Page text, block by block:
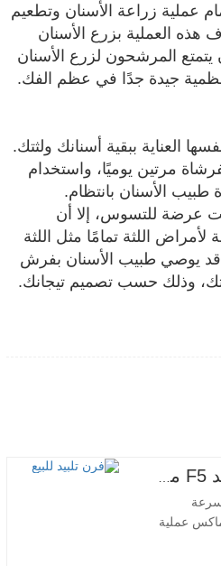
عملية زراعة الأسنان وتطعيم
العملية بزرع الأسنان
المرشحون لزرع الأسنان
جيدة جدًا في عظم الفك.
العناية ببقية أسنانك ولثتك.
مرتين يوميًا، واستخدام
طبيب الأسنان بانتظام.
عرضة للتسوس، إلا أن
اللثة تمامًا مثل اللثة
قد يوصي طبيب الأسنان بفرش
وذلك حسب تصميم تيجانك.
فرن تلبيد الأسنان المجيد F5 ماكس
سرعة
تسخين 80 درجة مئوية/دقيقة F5 ماكس عملية
جهاز